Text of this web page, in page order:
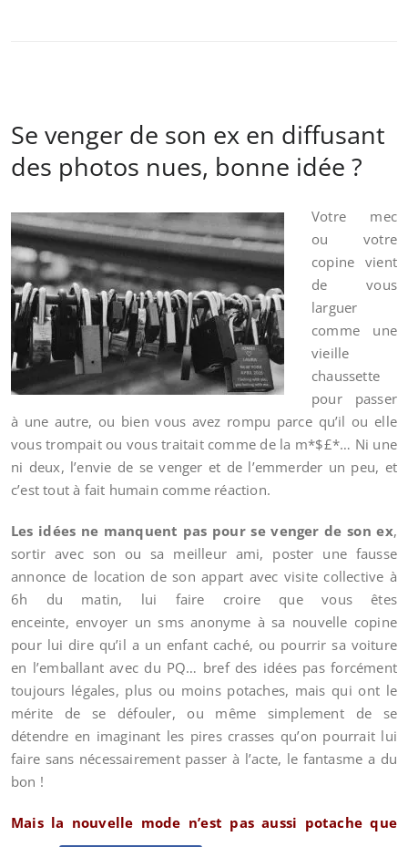
Se venger de son ex en diffusant
des photos nues, bonne idée ?
Votre mec
ou votre
copine vient
de vous
larguer
comme une
vieille
chaussette
pour passer
à une autre, ou bien vous avez rompu parce qu’il ou elle
vous trompait ou vous traitait comme de la m*$£*… Ni une
ni deux, l’envie de se venger et de l’emmerder un peu, et
c’est tout à fait humain comme réaction.
Les idées ne manquent pas pour se venger de son ex,
sortir avec son ou sa meilleur ami, poster une fausse
annonce de location de son appart avec visite collective à
6h du matin, lui faire croire que vous êtes
enceinte, envoyer un sms anonyme à sa nouvelle copine
pour lui dire qu’il a un enfant caché, ou pourrir sa voiture
en l’emballant avec du PQ… bref des idées pas forcément
toujours légales, plus ou moins potaches, mais qui ont le
mérite de se défouler, ou même simplement de se
détendre en imaginant les pires crasses qu’on pourrait lui
faire sans nécessairement passer à l’acte, le fantasme a du
bon !
Mais la nouvelle mode n’est pas aussi potache que